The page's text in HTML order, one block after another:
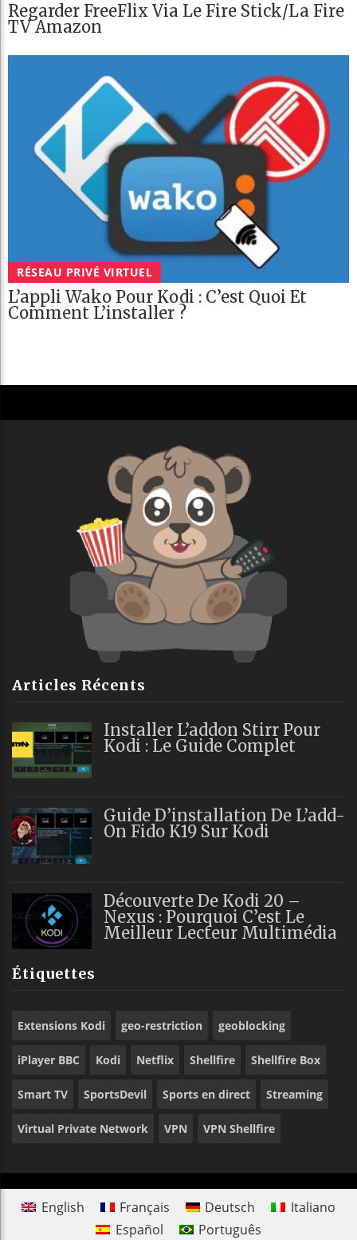
Regarder FreeFlix Via Le Fire Stick/la Fire
TV Amazon
RÉSEAU PRIVÉ VIRTUEL
L’appli Wako Pour Kodi : C’est Quoi Et
Comment L’installer ?
Articles Récents
Installer L’addon Stirr Pour
Kodi : Le Guide Complet
Guide D’installation De L’add-
On Fido K19 Sur Kodi
Découverte De Kodi 20 –
Nexus : Pourquoi C’est Le
Meilleur Lecteur Multimédia
Étiquettes
Extensions Kodi geo-restriction geoblocking
iPlayer BBC Kodi Netflix Shellfire Shellfire Box
Smart TV SportsDevil Sports en direct Streaming
Virtual Private Network VPN VPN Shellfire
English Français Deutsch
Italiano
Español
Português